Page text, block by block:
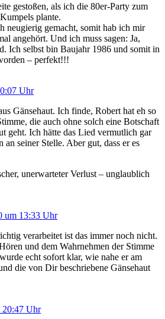
gestoßen, als ich die 80er-Party zum
plante.
neugierig gemacht, somit hab ich mir
angehört. Und ich muss sagen: Ja,
Ich selbst bin Baujahr 1986 und somit in
– perfekt!!!
Uhr
Gänsehaut. Ich finde, Robert hat eh so
die auch ohne solch eine Botschaft
geht. Ich hätte das Lied vermutlich gar
an seiner Stelle. Aber gut, dass er es
unerwarteter Verlust – unglaublich
um 13:33 Uhr
verarbeitet ist das immer noch nicht.
und dem Wahrnehmen der Stimme
echt sofort klar, wie nahe er am
die von Dir beschriebene Gänsehaut
20:47 Uhr